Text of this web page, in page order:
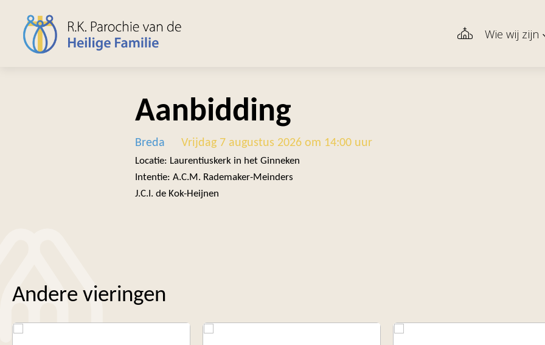
Wie wij zijn
Aanbidding
Breda Vrijdag 7 augustus 2026 om 14:00 uur
Locatie: Laurentiuskerk in het Ginneken
Intentie: A.C.M. Rademaker-Meinders
J.C.I. de Kok-Heijnen
Andere vieringen